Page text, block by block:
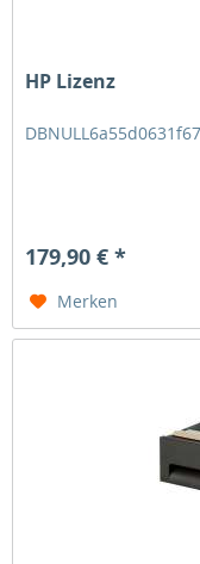
HP Lizenz
179,90 € *
Merken